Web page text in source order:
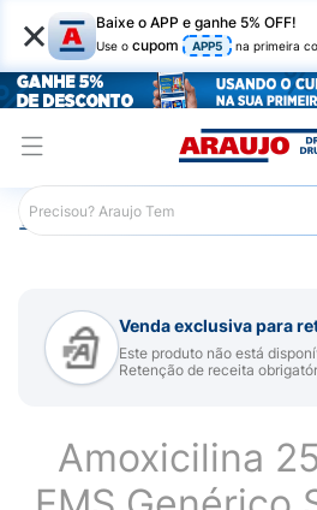
× Baixe o APP e ganhe 5% OFF!
Use o cupom APP5 na primeira
Araujo Medicamentos
Venda exclusiva para
Este produto não está
Retenção de receita
Amoxicilina